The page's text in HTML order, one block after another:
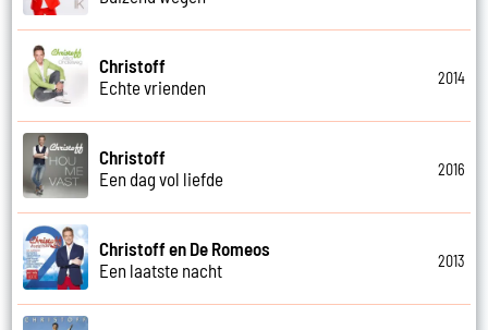
Christoff
Echte vrienden
2014
Christoff
Een dag vol liefde
2016
Christoff en De Romeos
Een laatste nacht
2013